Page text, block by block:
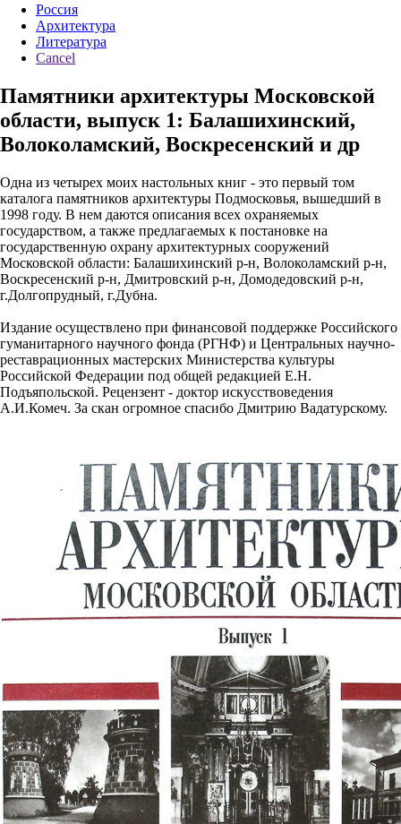
Россия
Архитектура
Литература
Cancel
Памятники архитектуры Московской
области, выпуск 1: Балашихинский,
Волоколамский, Воскресенский и др
Одна из четырех моих настольных книг - это первый том
каталога памятников архитектуры Подмосковья, вышедший в
1998 году. В нем даются описания всех охраняемых
государством, а также предлагаемых к постановке на
государственную охрану архитектурных сооружений
Московской области: Балашихинский р-н, Волоколамский р-н,
Воскресенский р-н, Дмитровский р-н, Домодедовский р-н,
г.Долгопрудный, г.Дубна.
Издание осуществлено при финансовой поддержке Российского
гуманитарного научного фонда (РГНФ) и Центральных научно-
реставрационных мастерских Министерства культуры
Российской Федерации под общей редакцией Е.Н.
Подъяпольской. Рецензент - доктор искусствоведения
А.И.Комеч. За скан огромное спасибо Дмитрию Вадатурскому.